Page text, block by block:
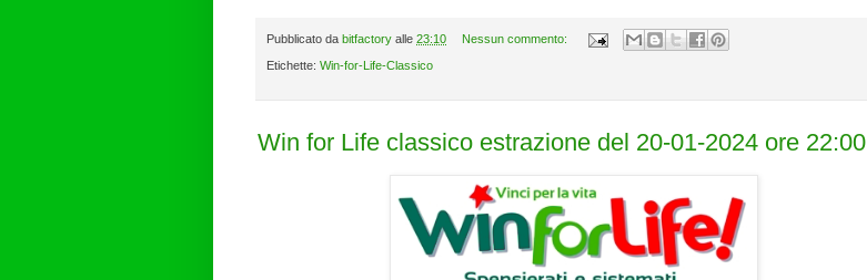
Pubblicato da bitfactory alle 23:10 Nessun commento:
Etichette: Win-for-Life-Classico
Win for Life classico estrazione del 20-01-2024 ore 22:00